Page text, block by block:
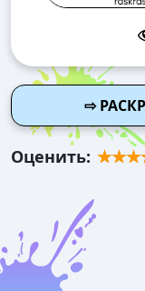
⇨
Оценить: